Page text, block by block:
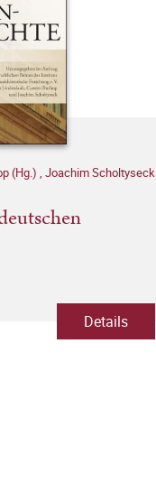
(Hg.) , Joachim Scholtyseck
Details